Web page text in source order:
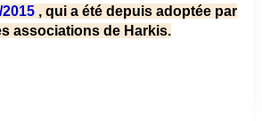
2015 , qui a été depuis adoptée par
associations de Harkis.